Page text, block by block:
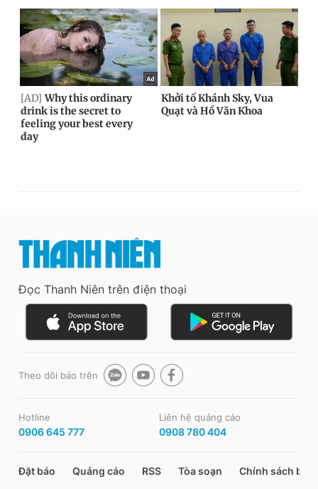
Đọc Thanh Niên trên điện thoại
Theo dõi báo trên
Hotline
0906 645 777
Liên hệ quảng cáo
0908 780 404
Đặt báo Quảng cáo RSS Tòa soạn Chính sách bảo